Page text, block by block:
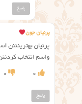
پاسخ
پرنیان جون
پرنیان بهترینننن
واسم انتخاب
0
0
پاسخ